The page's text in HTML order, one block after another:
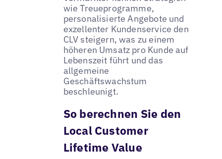
wie Treueprogramme,
personalisierte Angebote und
exzellenter Kundenservice den
CLV steigern, was zu einem
höheren Umsatz pro Kunde auf
Lebenszeit führt und das
allgemeine
Geschäftswachstum
beschleunigt.
So berechnen Sie den
Local Customer
Lifetime Value